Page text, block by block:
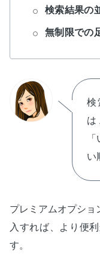
検索結果の
無制限での
検
は
い
プレミアムオプショ
入すれば、より便
す。